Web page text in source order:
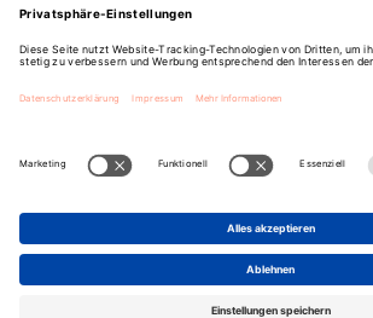
SERVICE
RECHTLICHES
Fripa Markenvertriebs GmbH
Cookie-Einstellungen